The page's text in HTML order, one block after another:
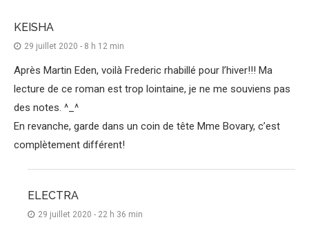
KEISHA
29 juillet 2020 - 8 h 12 min
Après Martin Eden, voilà Frederic rhabillé pour l’hiver!!! Ma
lecture de ce roman est trop lointaine, je ne me souviens pas
des notes. ^_^
En revanche, garde dans un coin de tête Mme Bovary, c’est
complètement différent!
ELECTRA
29 juillet 2020 - 22 h 36 min